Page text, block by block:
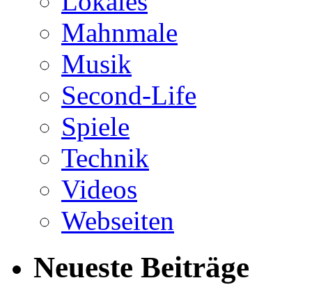
Mahnmale
Musik
Second-Life
Spiele
Technik
Videos
Webseiten
Neueste Beiträge